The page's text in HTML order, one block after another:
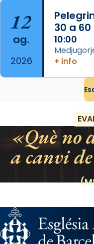
Manuel Blanch,
italianitzant;
pontifici, amb
duració
processó
Des de 1985 hi
diablesses amb
«Si vols saber
Santes a
Photo
12
ag.
2026
30 a
10:00
+ info
Què no
a canvi